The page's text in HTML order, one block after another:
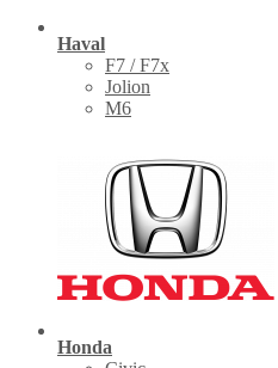
Haval
F7 / F7x
Jolion
M6
Honda